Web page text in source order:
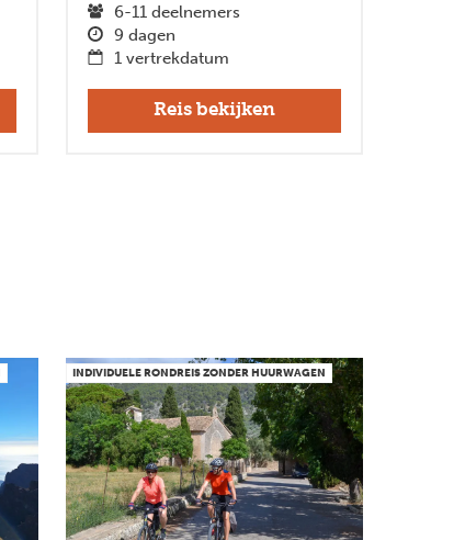
6-11 deelnemers
9 dagen
1 vertrekdatum
Reis bekijken
INDIVIDUELE RONDREIS ZONDER HUURWAGEN